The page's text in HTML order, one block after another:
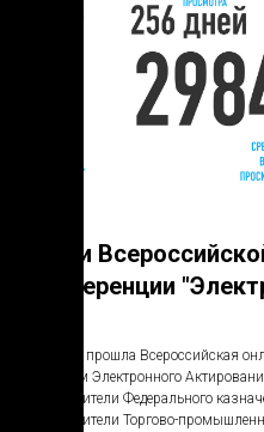
Итоги
конференции
26 Июня прошла Всероссийская
вопросам Электронного
представители Федерального
представители Торгово-